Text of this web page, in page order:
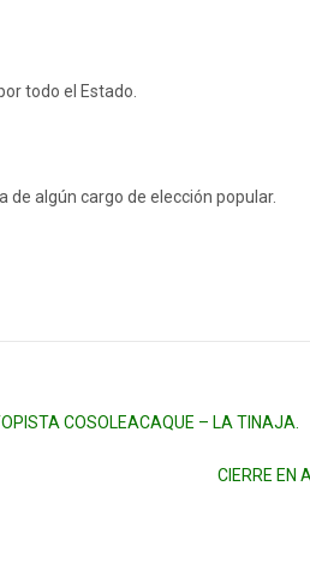
todo el Estado.
algún cargo de elección popular.
COSOLEACAQUE – LA TINAJA.
CIERRE EN